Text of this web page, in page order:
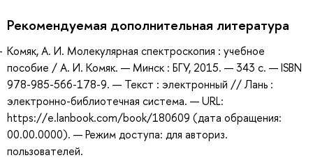
Рекомендуемая дополнительная литература
Комяк, А. И. Молекулярная спектроскопия : учебное
пособие / А. И. Комяк. — Минск : БГУ, 2015. — 343 с. — ISBN
978-985-566-178-9. — Текст : электронный // Лань :
электронно-библиотечная система. — URL:
https://e.lanbook.com/book/180609 (дата обращения:
00.00.0000). — Режим доступа: для авториз.
пользователей.